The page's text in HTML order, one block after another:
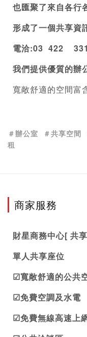
也匯聚了來自各行
形成了一個共享資
電洽:03  422
我們提供優質的辦
寬敞舒適的空間富
＃辦公室 ＃共享空間
租
商家服務
財星商務中心[ 共
單人共享座位
☑寬敞舒適的公共
☑免費空調及水電
☑免費無線高速上